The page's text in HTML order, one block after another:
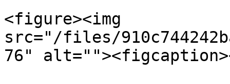
<figure><img
src="/files/
76"